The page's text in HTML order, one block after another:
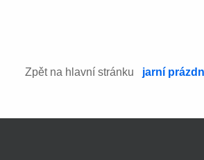
Zpět na hlavní stránku jarní